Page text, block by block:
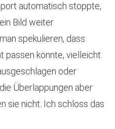
automatisch stoppte,
Bild weiter
spekulieren, dass
passen könnte, vielleicht
oder
Überlappungen aber
sie nicht. Ich schloss das